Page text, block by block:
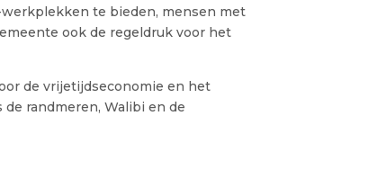
werkplekken te bieden, mensen met
ook de regeldruk voor het
de vrijetijdseconomie en het
randmeren, Walibi en de